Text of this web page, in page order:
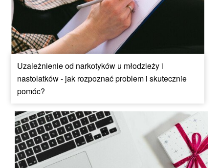
Uzależnienie od narkotyków u młodzieży i
nastolatków - jak rozpoznać problem i skutecznie
pomóc?